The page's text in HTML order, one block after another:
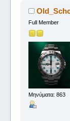
Full Member
Μηνύματα: 863